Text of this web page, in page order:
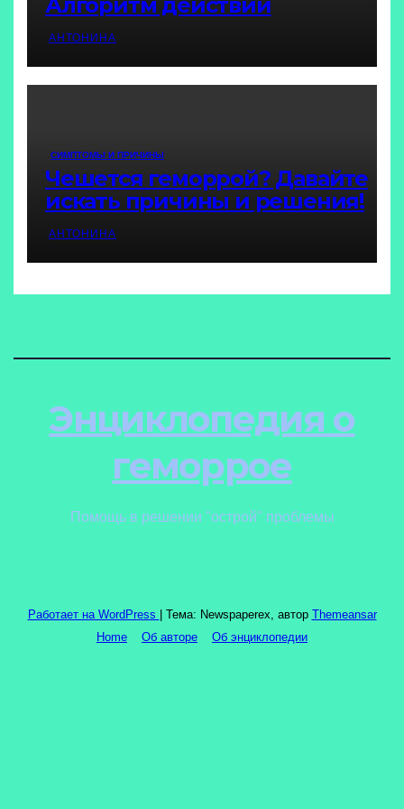
АНТОНИНА
СИМПТОМЫ И ПРИЧИНЫ
Чешется геморрой? Давайте
искать причины и решения!
АНТОНИНА
Энциклопедия о
геморрое
Помощь в решении "острой" проблемы
Работает на WordPress Тема: Newspaperex, автор Themeansar
Home
Об авторе Об энциклопедии